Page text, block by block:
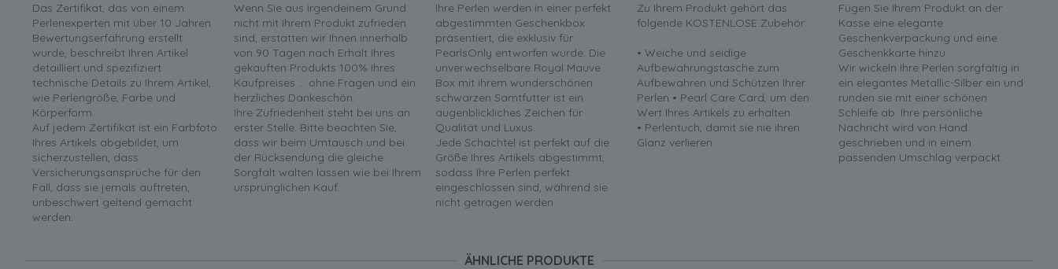
Das Zertifikat, das von einem
Perlenexperten mit über 10 Jahren
Bewertungserfahrung erstellt
wurde, beschreibt Ihren Artikel
detailliert und spezifiziert
technische Details zu Ihrem Artikel,
wie Perlengröße, Farbe und
Körperform.
Auf jedem Zertifikat ist ein Farbfoto
Ihres Artikels abgebildet, um
sicherzustellen, dass
Versicherungsansprüche für den
Fall, dass sie jemals auftreten,
unbeschwert geltend gemacht
werden.
Wenn Sie aus irgendeinem Grund
nicht mit Ihrem Produkt zufrieden
sind, erstatten wir Ihnen innerhalb
von 90 Tagen nach Erhalt Ihres
gekauften Produkts 100% Ihres
Kaufpreises ... ohne Fragen und ein
herzliches Dankeschön.
Ihre Zufriedenheit steht bei uns an
erster Stelle. Bitte beachten Sie,
dass wir beim Umtausch und bei
der Rücksendung die gleiche
Sorgfalt walten lassen wie bei Ihrem
ursprünglichen Kauf.
Ihre Perlen werden in einer perfekt
abgestimmten Geschenkbox
präsentiert, die exklusiv für
PearlsOnly entworfen wurde. Die
unverwechselbare Royal Mauve
Box mit ihrem wunderschönen
schwarzen Samtfutter ist ein
augenblickliches Zeichen für
Qualität und Luxus.
Jede Schachtel ist perfekt auf die
Größe Ihres Artikels abgestimmt,
sodass Ihre Perlen perfekt
eingeschlossen sind, während sie
nicht getragen werden.
Zu Ihrem Produkt gehört das
folgende KOSTENLOSE Zubehör:
• Weiche und seidige
Aufbewahrungstasche zum
Aufbewahren und Schützen Ihrer
Perlen • Pearl Care Card, um den
Wert Ihres Artikels zu erhalten
• Perlentuch, damit sie nie ihren
Glanz verlieren.
Fügen Sie Ihrem Produkt an der
Kasse eine elegante
Geschenkverpackung und eine
Geschenkkarte hinzu.
Wir wickeln Ihre Perlen sorgfältig in
ein elegantes Metallic-Silber ein und
runden sie mit einer schönen
Schleife ab. Ihre persönliche
Nachricht wird von Hand
geschrieben und in einem
passenden Umschlag verpackt.
ÄHNLICHE PRODUKTE